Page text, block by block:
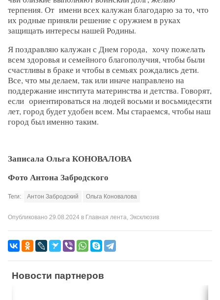
терпения. От имени всех калужан благодарю за то, что
их родные приняли решение с оружием в руках
защищать интересы нашей Родины.
Я поздравляю калужан с Днем города, хочу пожелать
всем здоровья и семейного благополучия, чтобы были
счастливы в браке и чтобы в семьях рождались дети.
Все, что мы делаем, так или иначе направлено на
поддержание института материнства и детства. Говорят,
если ориентироваться на людей восьми и восьмидесяти
лет, город будет удобен всем. Мы стараемся, чтобы наш
город был именно таким.
Записала Ольга КОНОВАЛОВА
Фото Антона Забродского
Теги: Антон Забродский Ольга Коновалова
Опубликовано 29.08.2024 в Главная лента, Эксклюзив
Новости партнеров